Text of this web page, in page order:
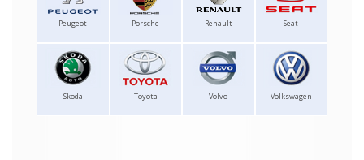
Peugeot Porsche Renault Seat
Skoda Toyota Volvo Volkswagen